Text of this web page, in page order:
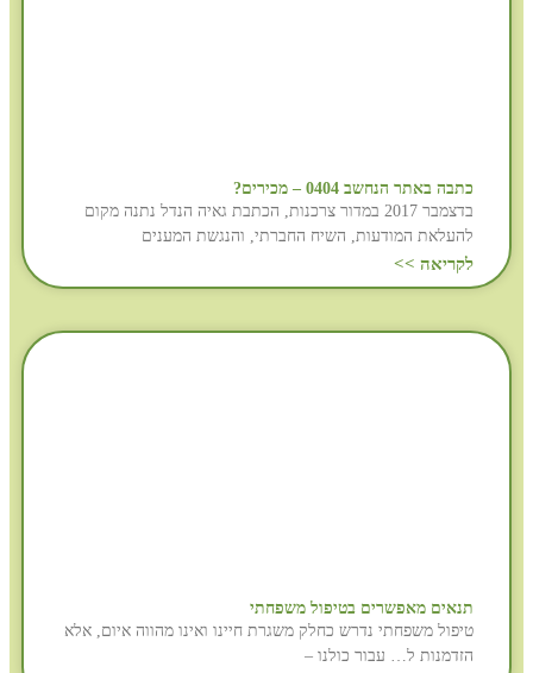
כתבה באתר הנחשב 0404 – מכירים?
בדצמבר 2017 במדור צרכנות, הכתבת גאיה הנדל נתנה מקום
להעלאת המודעות, השיח החברתי, והנגשת המענים
לקריאה >>
תנאים מאפשרים בטיפול משפחתי
טיפול משפחתי נדרש כחלק משגרת חיינו ואינו מהווה איום, אלא
הזדמנות ל… עבור כולנו –